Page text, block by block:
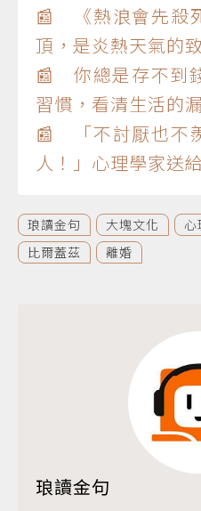
📰 《熱浪會先殺
頂，是炎熱天氣的
📰 你總是存不到
習慣，看清生活的
📰 「不討厭也不
人！」心理學家送
琅讀金句 大塊文化 心
比爾蓋茲
離婚
琅讀金句